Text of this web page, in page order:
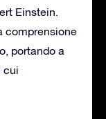
Einstein.
comprensione
portando a
cui